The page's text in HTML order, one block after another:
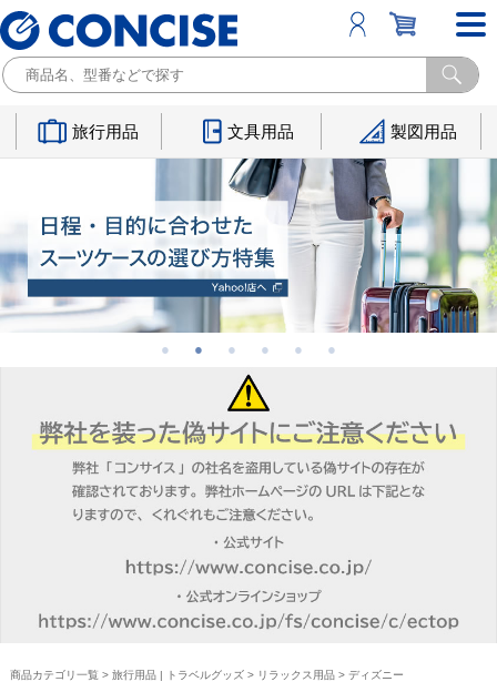
旅行用品 文具用品 製図用品
商品カテゴリ一覧 > 旅行用品 | トラベルグッズ> リラックス用品> ディズニー